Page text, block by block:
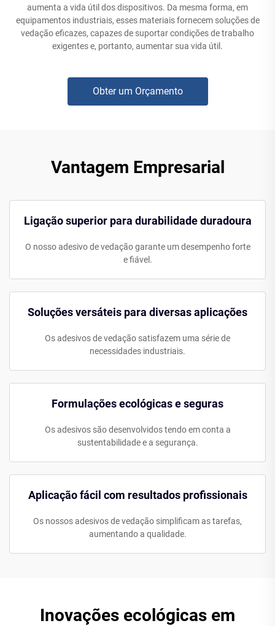
aumenta a vida útil dos dispositivos. Da mesma forma, em
equipamentos industriais, esses materiais fornecem soluções de
vedação eficazes, capazes de suportar condições de trabalho
exigentes e, portanto, aumentar sua vida útil.
Obter um Orçamento
Vantagem Empresarial
Ligação superior para durabilidade duradoura
O nosso adesivo de vedação garante um desempenho forte
e fiável.
Soluções versáteis para diversas aplicações
Os adesivos de vedação satisfazem uma série de
necessidades industriais.
Formulações ecológicas e seguras
Os adesivos são desenvolvidos tendo em conta a
sustentabilidade e a segurança.
Aplicação fácil com resultados profissionais
Os nossos adesivos de vedação simplificam as tarefas,
aumentando a qualidade.
Inovações ecológicas em